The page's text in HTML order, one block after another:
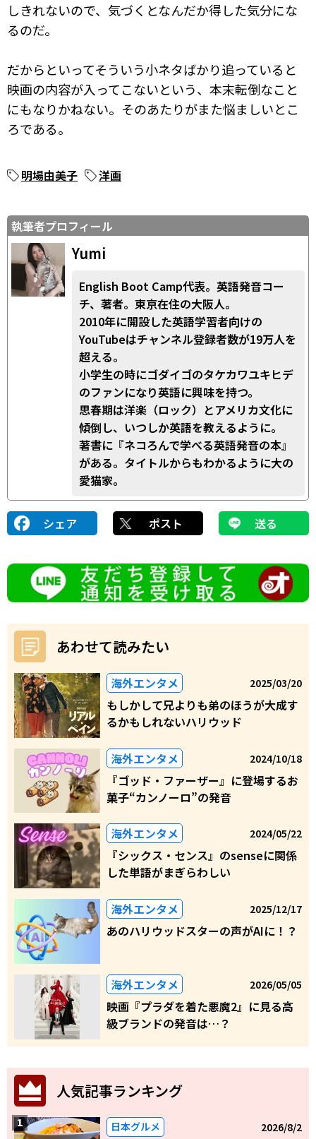
しきれないので、気づくとなんだか得した気分にな
るのだ。
だからといってそういう小ネタばかり追っていると
映画の内容が入ってこないという、本末転倒なこと
にもなりかねない。そのあたりがまた悩ましいとこ
ろである。
明場由美子 洋画
執筆者プロフィール
Yumi
English Boot Camp代表。英語発音コー
チ、著者。東京在住の大阪人。
2010年に開設した英語学習者向けの
YouTubeはチャンネル登録者数が19万人を
超える。
小学生の時にゴダイゴのタケカワユキヒデ
のファンになり英語に興味を持つ。
思春期は洋楽（ロック）とアメリカ文化に
傾倒し、いつしか英語を教えるように。
著書に『ネコろんで学べる英語発音の本』
がある。タイトルからもわかるように大の
愛猫家。
シェア ポスト 送る
あわせて読みたい
海外エンタメ 2025/03/20
もしかして兄よりも弟のほうが大成す
るかもしれないハリウッド
海外エンタメ 2024/10/18
『ゴッド・ファーザー』に登場するお
菓子“カンノーロ”の発音
海外エンタメ 2024/05/22
『シックス・センス』のsenseに関係
した単語がまぎらわしい
海外エンタメ 2025/12/17
あのハリウッドスターの声がAIに！？
海外エンタメ 2026/05/05
映画『プラダを着た悪魔2』に見る高
級ブランドの発音は…？
人気記事ランキング
日本グルメ 2026/8/2